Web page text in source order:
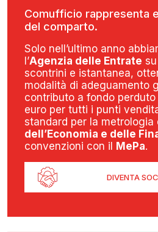
Comufficio rappresenta
del comparto.
Solo nell’ultimo anno
l’Agenzia delle Entrate
scontrini e istantanea,
modalità di adeguamento
contributo a fondo
euro per tutti i punti
standard per la metrologia
dell’Economia e delle
convenzioni con il
MePa.
DIVENTA